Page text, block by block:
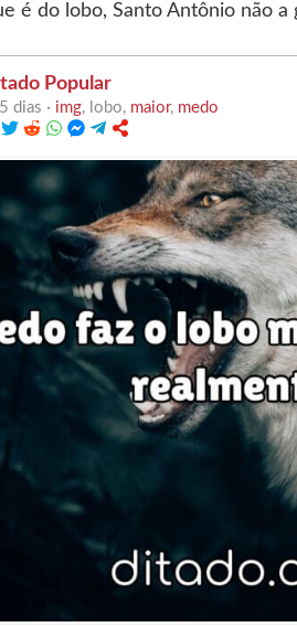
é do lobo, Santo Antônio não a
Popular
dias · img, lobo, maior, medo